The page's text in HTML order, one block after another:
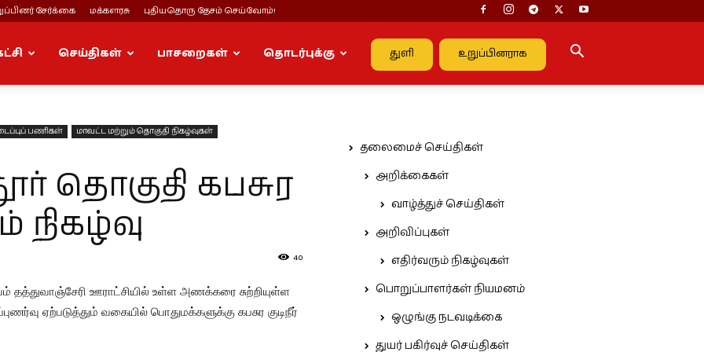
சேர்க்கை மக்களரசு புதியதொரு தேசம் செய்வோம்!
துளி உறுப்பினராக
செய்திகள் பாசறைகள் தொடர்புக்கு
பணிகள்
மாவட்ட மற்றும் தொகுதி நிகழ்வுகள்
தொகுதி கபசுர
நிகழ்வு
40
தத்துவாஞ்சேரி ஊராட்சியில் உள்ள அணக்கரை சுற்றியுள்ள
ஏற்படுத்தும் வகையில் பொதுமக்களுக்கு கபசுர குடிநீர்
தலைமைச் செய்திகள்
அறிக்கைகள்
வாழ்த்துச் செய்திகள்
அறிவிப்புகள்
எதிர்வரும் நிகழ்வுகள்
பொறுப்பாளர்கள் நியமனம்
ஒழுங்கு நடவடிக்கை
துயர் பகிர்வுச் செய்திகள்